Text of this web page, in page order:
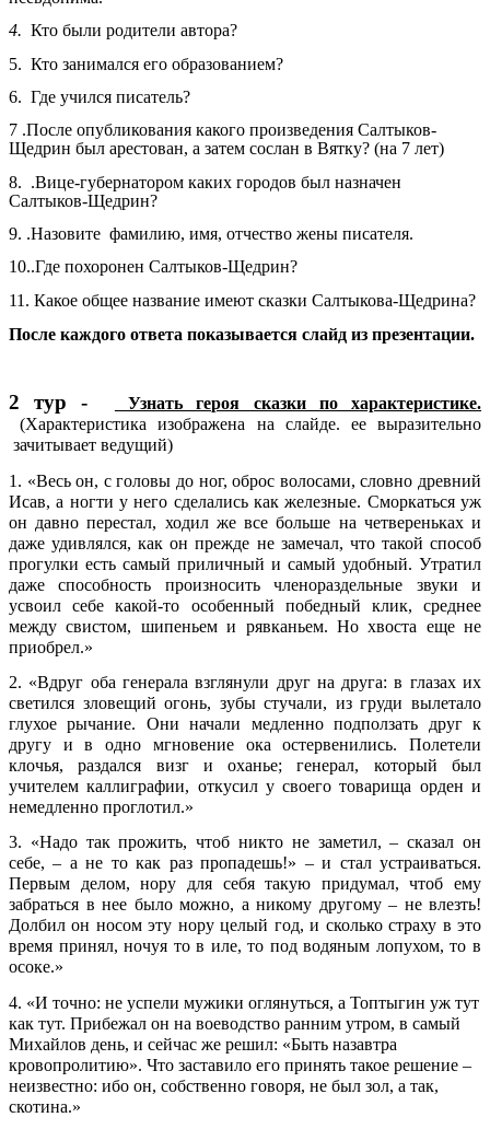
4. Кто были родители автора?
5. Кто занимался его образованием?
6. Где учился писатель?
7 .После опубликования какого произведения Салтыков-
Щедрин был арестован, а затем сослан в Вятку? (на 7 лет)
8. .Вице-губернатором каких городов был назначен
Салтыков-Щедрин?
9. .Назовите фамилию, имя, отчество жены писателя.
10..Где похоронен Салтыков-Щедрин?
11. Какое общее название имеют сказки Салтыкова-Щедрина?
После каждого ответа показывается слайд из презентации.
2 тур -
Узнать героя сказки по характеристике.
(Характеристика изображена на слайде. ее выразительно
зачитывает ведущий)
1. «Весь он, с головы до ног, оброс волосами, словно древний
Исав, а ногти у него сделались как железные. Сморкаться уж
он давно перестал, ходил же все больше на четвереньках и
даже удивлялся, как он прежде не замечал, что такой способ
прогулки есть самый приличный и самый удобный. Утратил
даже способность произносить членораздельные звуки и
усвоил себе какой-то особенный победный клик, среднее
между свистом, шипеньем и рявканьем. Но хвоста еще не
приобрел.»
2. «Вдруг оба генерала взглянули друг на друга: в глазах их
светился зловещий огонь, зубы стучали, из груди вылетало
глухое рычание. Они начали медленно подползать друг к
другу и в одно мгновение ока остервенились. Полетели
клочья, раздался визг и оханье; генерал, который был
учителем каллиграфии, откусил у своего товарища орден и
немедленно проглотил.»
3. «Надо так прожить, чтоб никто не заметил, – сказал он
себе, – а не то как раз пропадешь!» – и стал устраиваться.
Первым делом, нору для себя такую придумал, чтоб ему
забраться в нее было можно, а никому другому – не влезть!
Долбил он носом эту нору целый год, и сколько страху в это
время принял, ночуя то в иле, то под водяным лопухом, то в
осоке.»
4. «И точно: не успели мужики оглянуться, а Топтыгин уж тут
как тут. Прибежал он на воеводство ранним утром, в самый
Михайлов день, и сейчас же решил: «Быть назавтра
кровопролитию». Что заставило его принять такое решение –
неизвестно: ибо он, собственно говоря, не был зол, а так,
скотина.»